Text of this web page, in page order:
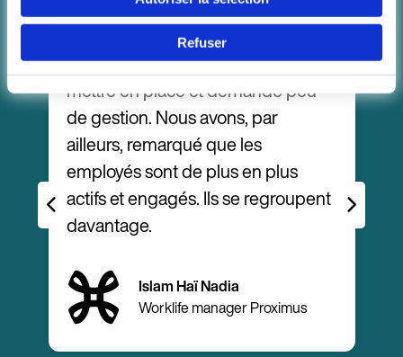
Refuser
La solution a été très simple à
mettre en place et demande peu
de gestion. Nous avons, par
ailleurs, remarqué que les
employés sont de plus en plus
actifs et engagés. Ils se regroupent
davantage.
Islam Haï Nadia
Worklife manager Proximus